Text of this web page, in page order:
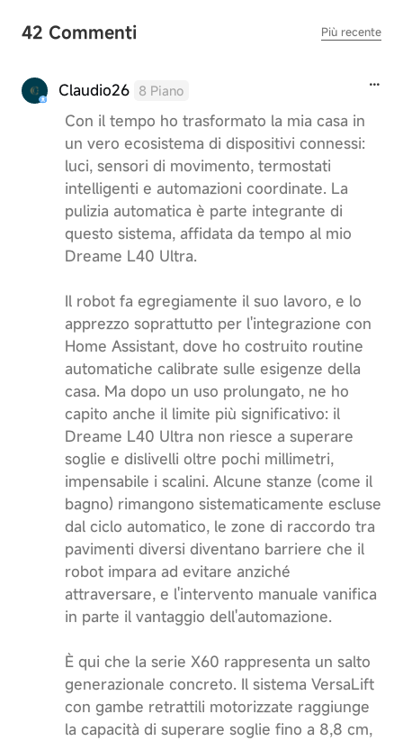
42 Commenti Più recente
Claudio26 8 Piano
Con il tempo ho trasformato la mia casa in
un vero ecosistema di dispositivi connessi:
luci, sensori di movimento, termostati
intelligenti e automazioni coordinate. La
pulizia automatica è parte integrante di
questo sistema, affidata da tempo al mio
Dreame L40 Ultra.
Il robot fa egregiamente il suo lavoro, e lo
apprezzo soprattutto per l'integrazione con
Home Assistant, dove ho costruito routine
automatiche calibrate sulle esigenze della
casa. Ma dopo un uso prolungato, ne ho
capito anche il limite più significativo: il
Dreame L40 Ultra non riesce a superare
soglie e dislivelli oltre pochi millimetri,
impensabile i scalini. Alcune stanze (come il
bagno) rimangono sistematicamente escluse
dal ciclo automatico, le zone di raccordo tra
pavimenti diversi diventano barriere che il
robot impara ad evitare anziché
attraversare, e l'intervento manuale vanifica
in parte il vantaggio dell'automazione.
È qui che la serie X60 rappresenta un salto
generazionale concreto. Il sistema VersaLift
con gambe retrattili motorizzate raggiunge
la capacità di superare soglie fino a 8,8 cm,